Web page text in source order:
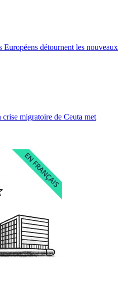
Européens détournent les nouveaux
crise migratoire de Ceuta met